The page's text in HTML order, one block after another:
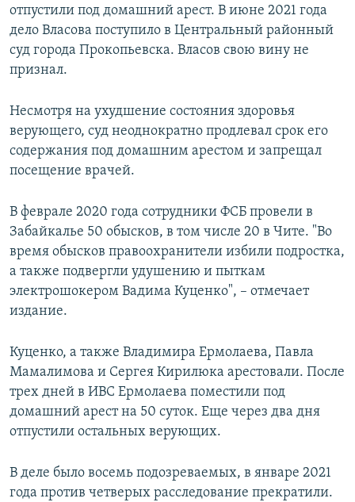
отпустили под домашний арест. В июне 2021 года
дело Власова поступило в Центральный районный
суд города Прокопьевска. Власов свою вину не
признал.
Несмотря на ухудшение состояния здоровья
верующего, суд неоднократно продлевал срок его
содержания под домашним арестом и запрещал
посещение врачей.
В феврале 2020 года сотрудники ФСБ провели в
Забайкалье 50 обысков, в том числе 20 в Чите. "Во
время обысков правоохранители избили подростка,
а также подвергли удушению и пыткам
электрошокером Вадима Куценко", – отмечает
издание.
Куценко, а также Владимира Ермолаева, Павла
Мамалимова и Сергея Кирилюка арестовали. После
трех дней в ИВС Ермолаева поместили под
домашний арест на 50 суток. Еще через два дня
отпустили остальных верующих.
В деле было восемь подозреваемых, в январе 2021
года против четверых расследование прекратили.